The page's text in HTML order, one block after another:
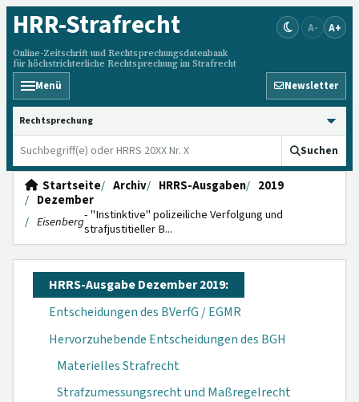
HRR-Strafrecht
Online-Zeitschrift und Rechtsprechungsdatenbank
für höchstrichterliche Rechtsprechung im Strafrecht
A- A+
Menü Newsletter
HRRS durchsuchen
Suchen
Startseite Archiv HRRS-Ausgaben
2019
Dezember
Eisenberg- "Instinktive" polizeiliche Verfolgung und
strafjustitieller B...
HRRS-Ausgabe Dezember 2019:
Entscheidungen des BVerfG / EGMR
Hervorzuhebende Entscheidungen des BGH
Materielles Strafrecht
Strafzumessungsrecht und Maßregelrecht